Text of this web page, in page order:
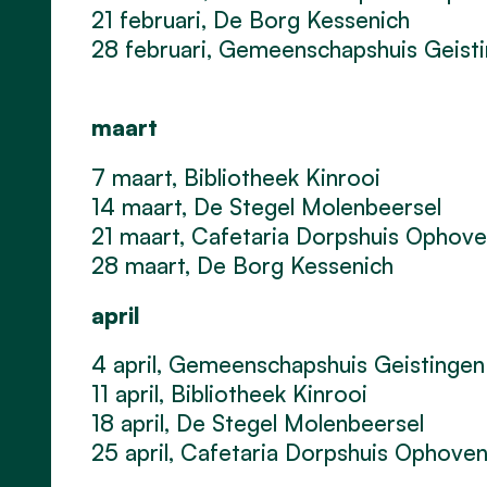
21 februari, De Borg Kessenich
28 februari, Gemeenschapshuis
maart
7 maart, Bibliotheek Kinrooi
14 maart, De Stegel Molenbeersel
21 maart, Cafetaria Dorpshuis
28 maart, De Borg Kessenich
april
4 april, Gemeenschapshuis Geistingen
11 april, Bibliotheek Kinrooi
18 april, De Stegel Molenbeersel
25 april, Cafetaria Dorpshuis Ophoven